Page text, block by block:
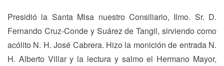
Presidió la Santa Misa nuestro Consiliario, Ilmo. Sr. D.
Fernando Cruz-Conde y Suárez de Tangil, sirviendo como
acólito N. H. José Cabrera. Hizo la monición de entrada N.
H. Alberto Villar y la lectura y salmo el Hermano Mayor,